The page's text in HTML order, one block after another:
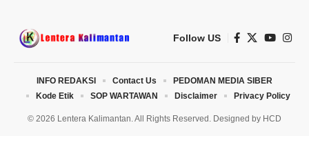
Follow US
© 2026 Lentera Kalimantan. All Rights Reserved. Designed by HCD
INFO REDAKSI Contact Us
PEDOMAN MEDIA SIBER
Kode Etik
SOP WARTAWAN Disclaimer Privacy Policy